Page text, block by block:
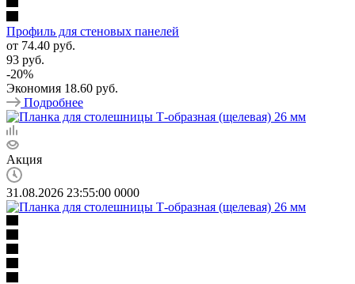
Профиль для стеновых панелей
от 74.40 руб.
93 руб.
-20%
Экономия 18.60 руб.
Подробнее
Акция
31.08.2026 23:55:00 0000